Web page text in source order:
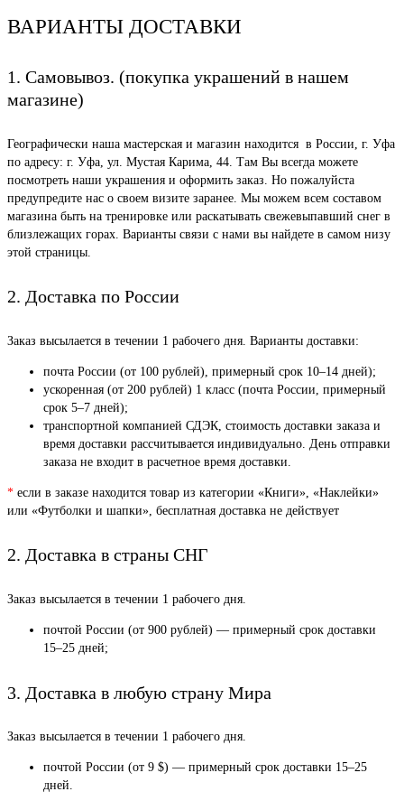
ВАРИАНТЫ ДОСТАВКИ
1. Самовывоз. (покупка украшений в нашем
магазине)
Географически наша мастерская и магазин находится в России, г. Уфа
по адресу: г. Уфа, ул. Мустая Карима, 44. Там Вы всегда можете
посмотреть наши украшения и оформить заказ. Но пожалуйста
предупредите нас о своем визите заранее. Мы можем всем составом
магазина быть на тренировке или раскатывать свежевыпавший снег в
близлежащих горах. Варианты связи с нами вы найдете в самом низу
этой страницы.
2. Доставка по России
Заказ высылается в течении 1 рабочего дня. Варианты доставки:
почта России (от 100 рублей), примерный срок 10–14 дней);
ускоренная (от 200 рублей) 1 класс (почта России, примерный
срок 5–7 дней);
транспортной компанией СДЭК, стоимость доставки заказа и
время доставки рассчитывается индивидуально. День отправки
заказа не входит в расчетное время доставки.
* если в заказе находится товар из категории «Книги», «Наклейки»
или «Футболки и шапки», бесплатная доставка не действует
2. Доставка в страны СНГ
Заказ высылается в течении 1 рабочего дня.
почтой России (от 900 рублей) — примерный срок доставки
15–25 дней;
3. Доставка в любую страну Мира
Заказ высылается в течении 1 рабочего дня.
почтой России (от 9 $) — примерный срок доставки 15–25
дней.